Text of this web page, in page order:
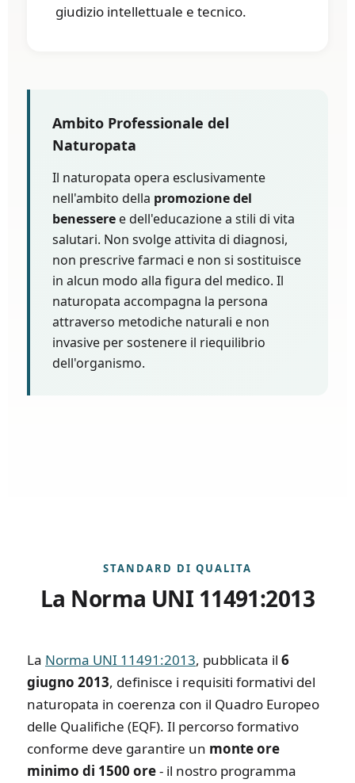
giudizio intellettuale e tecnico.
Ambito Professionale del
Naturopata
Il naturopata opera esclusivamente
nell'ambito della promozione del
benessere e dell'educazione a stili di vita
salutari. Non svolge attivita di diagnosi,
non prescrive farmaci e non si sostituisce
in alcun modo alla figura del medico. Il
naturopata accompagna la persona
attraverso metodiche naturali e non
invasive per sostenere il riequilibrio
dell'organismo.
STANDARD DI QUALITA
La Norma UNI 11491:2013
La Norma UNI 11491:2013, pubblicata il 6
giugno 2013, definisce i requisiti formativi del
naturopata in coerenza con il Quadro Europeo
delle Qualifiche (EQF). Il percorso formativo
conforme deve garantire un monte ore
minimo di 1500 ore- il nostro programma